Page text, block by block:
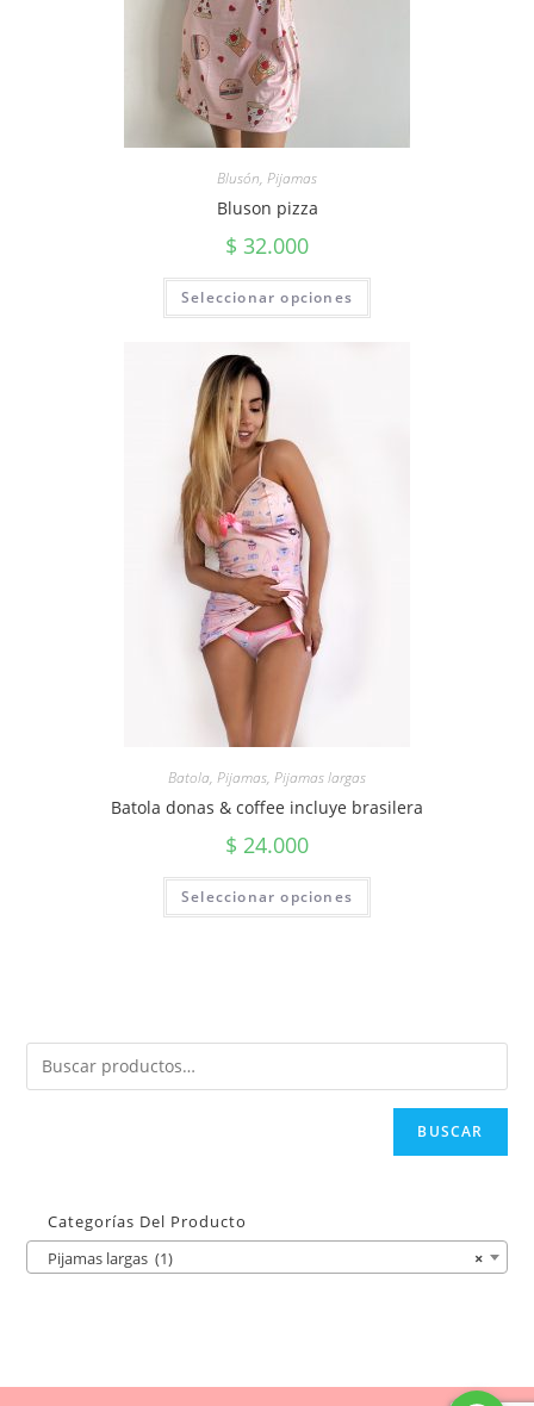
Blusón, Pijamas
Bluson pizza
$ 32.000
Seleccionar opciones
Batola, Pijamas, Pijamas largas
Batola donas & coffee incluye brasilera
$ 24.000
Seleccionar opciones
BUSCAR
Categorías Del Producto
×
Pijamas largas (1)